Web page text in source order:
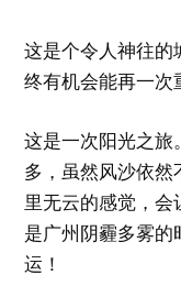
这是个令人神往的
终有机会能再一次
这是一次阳光之旅
多，虽然风沙依
里无云的感觉，
是广州阴霾多雾
运！